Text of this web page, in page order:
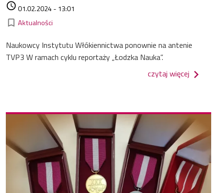
access_time01.02.2024 - 13:01
bookmark_border Kategorie
Aktualności
Naukowcy Instytutu Włókiennictwa ponownie na antenie
TVP3 W ramach cyklu reportaży „Łodzka Nauka”.
czytaj więcej o